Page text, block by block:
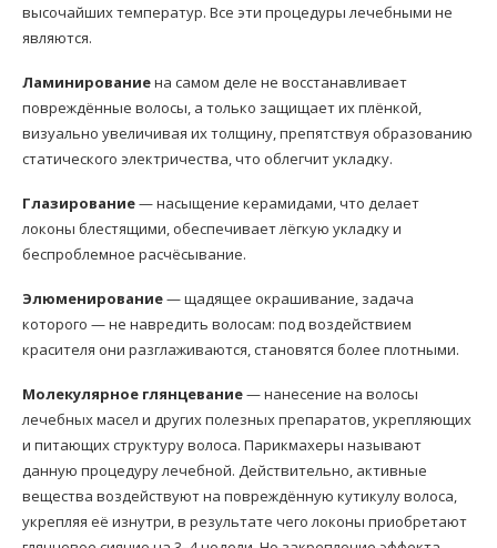
высочайших температур. Все эти процедуры лечебными не
являются.
Ламинированиена самом деле не восстанавливает
повреждённые волосы, а только защищает их плёнкой,
визуально увеличивая их толщину, препятствуя образованию
статического электричества, что облегчит укладку.
Глазирование— насыщение керамидами, что делает
локоны блестящими, обеспечивает лёгкую укладку и
беспроблемное расчёсывание.
Элюменирование— щадящее окрашивание, задача
которого — не навредить волосам: под воздействием
красителя они разглаживаются, становятся более плотными.
Молекулярное глянцевание— нанесение на волосы
лечебных масел и других полезных препаратов, укрепляющих
и питающих структуру волоса. Парикмахеры называют
данную процедуру лечебной. Действительно, активные
вещества воздействуют на повреждённую кутикулу волоса,
укрепляя её изнутри, в результате чего локоны приобретают